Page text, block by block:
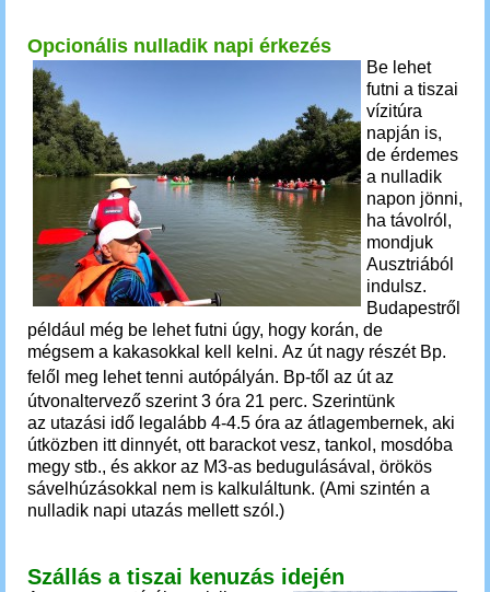
Opcionális nulladik napi érkezés
Be lehet
futni a tiszai
vízitúra
napján is,
de érdemes
a nulladik
napon jönni,
ha távolról,
mondjuk
Ausztriából
indulsz.
Budapestről
például még be lehet futni úgy, hogy korán, de
mégsem a kakasokkal kell kelni. Az út nagy részét Bp.
felől meg lehet tenni autópályán. Bp-től az út az
útvonaltervező szerint 3 óra 21 perc. Szerintünk
az utazási idő legalább 4-4.5 óra az átlagembernek, aki
útközben itt dinnyét, ott barackot vesz, tankol, mosdóba
megy stb., és akkor az M3-as bedugulásával, örökös
sávelhúzásokkal nem is kalkuláltunk. (Ami szintén a
nulladik napi utazás mellett szól.)
Szállás a tiszai kenuzás idején